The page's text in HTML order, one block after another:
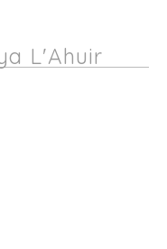
L'Ahuir